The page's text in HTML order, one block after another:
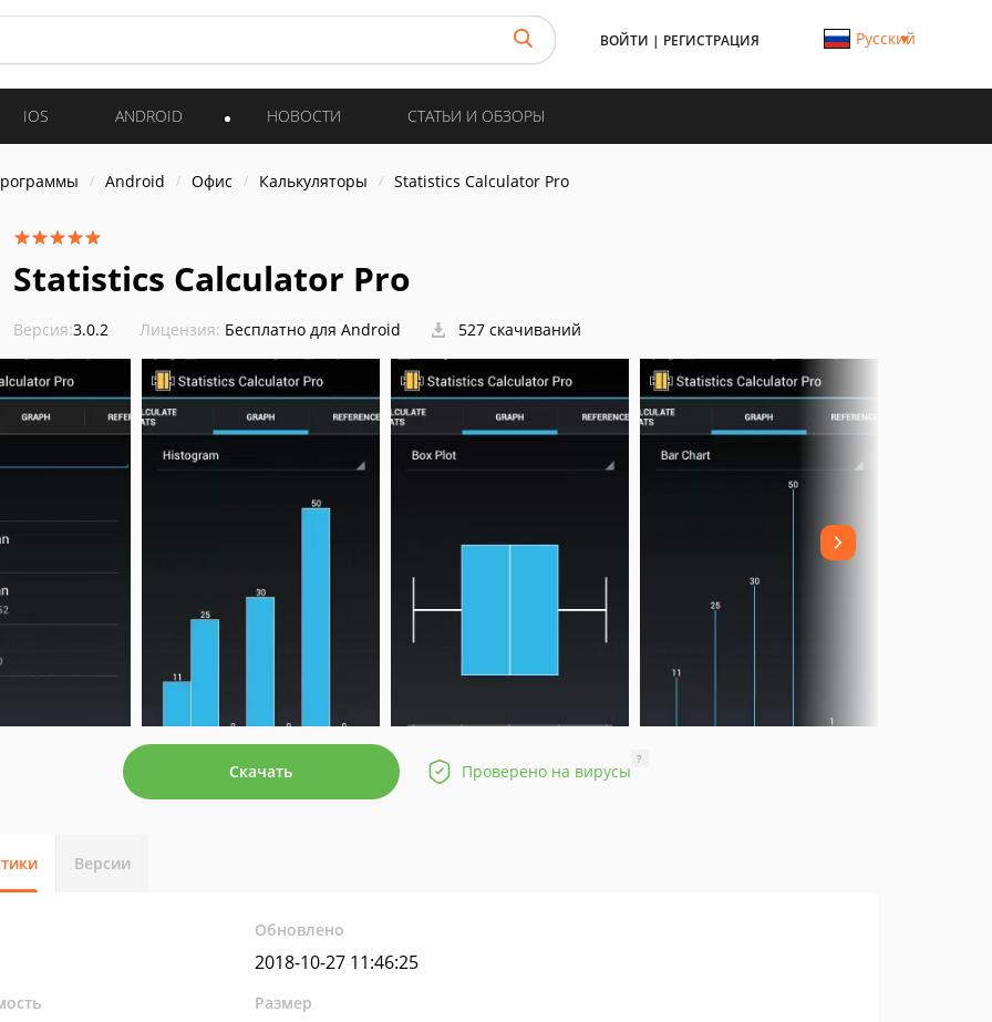
ВОЙТИ | РЕГИСТРАЦИЯ Русский
IOS ANDROID НОВОСТИ СТАТЬИ И ОБЗОРЫ
Android Офис Калькуляторы Statistics Calculator Pro
Statistics Calculator Pro
Версия:3.0.2 Лицензия: Бесплатно для Android 527 скачиваний
Скачать Проверено на вирусы
?
Версии
Обновлено
2018-10-27 11:46:25
Размер